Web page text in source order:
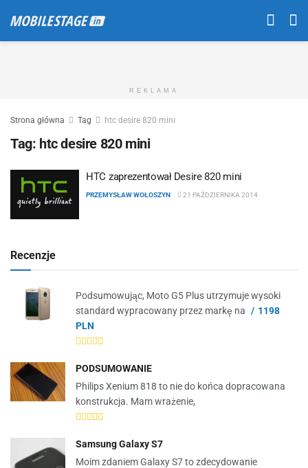
REKLAMA
Strona główna Tag htc desire 820 mini
Tag: htc desire 820 mini
HTC zaprezentował Desire 820 mini
PRZEMYSŁAW WOŁOSZYN 21 PAŹDZIERNIKA 2014
Recenzje
Podsumowując, Moto G5 Plus utrzymuje wysoki
standard wypracowany przez markę na
1198
PLN
PODSUMOWANIE
Philips Xenium 818 to nie do końca dopracowana
konstrukcja. Mam wrażenie,
Samsung Galaxy S7
Moim zdaniem Galaxy S7 to zdecydowanie